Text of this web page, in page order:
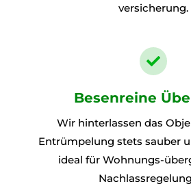
versicherung.

Besenreine
Wir hinterlassen das
Entrümpelung stets sauber
ideal für Wohnungs-